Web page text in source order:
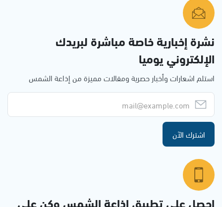
نشرة إخبارية خاصة مباشرة لبريدك
الإلكتروني يوميا
استلم اشعارات وأخبار حصرية ومقالات مميزة من إذاعة الشمس
اشترك الآن
احصل على تطبيق اذاعة الشمس وكن على